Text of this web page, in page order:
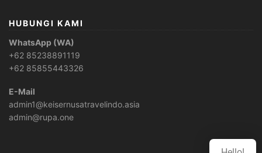
HUBUNGI KAMI
WhatsApp (WA)
+62 85238891119
+62 85855443326
E-Mail
admin1@keisernusatravelindo.asia
admin@rupa.one